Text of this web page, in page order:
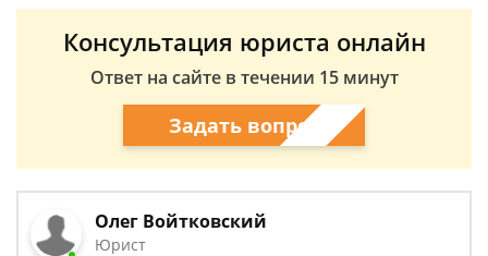
Консультация юриста онлайн
Ответ на сайте в течении 15 минут
Задать вопрос
Олег Войтковский
Юрист